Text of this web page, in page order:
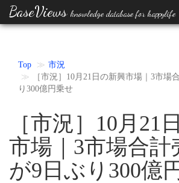
BaseViews knowledge database for happylife
Top
市況
［市況］10月21日の新興市場｜3市場
り300億円乗せ
［市況］10月21
市場｜3市場合計
が9日ぶり300億